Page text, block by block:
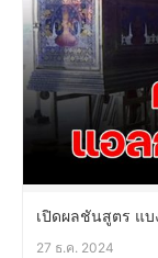
เปิดผลชันสูตร แบ
27 ธ.ค. 2024